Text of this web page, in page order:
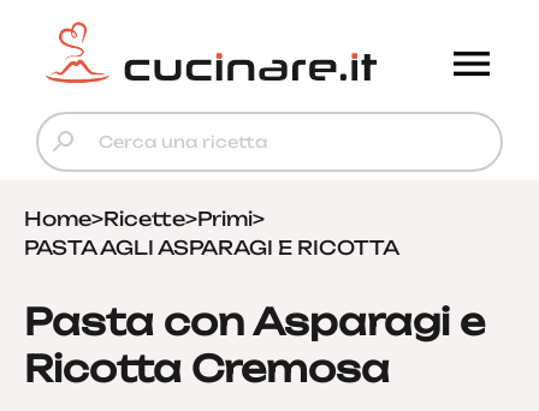
Home>Ricette>Primi>
PASTA AGLI ASPARAGI E RICOTTA
Pasta con Asparagi e
Ricotta Cremosa